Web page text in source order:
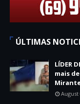
ÚLTIMAS
LÍDER
mais
August